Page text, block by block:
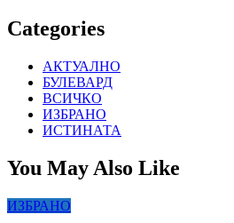
Categories
АКТУАЛНО
БУЛЕВАРД
ВСИЧКО
ИЗБРАНО
ИСТИНАТА
You May Also Like
ИЗБРАНО